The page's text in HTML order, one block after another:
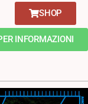
SHOP
INFORMAZIONI